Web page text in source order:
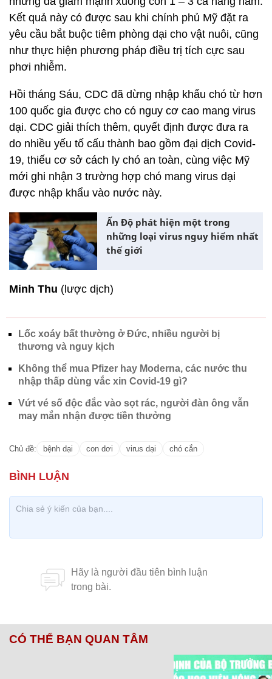
Kết quả này có được sau khi chính phủ Mỹ đặt ra
yêu cầu bắt buộc tiêm phòng dại cho vật nuôi, cũng
như thực hiện phương pháp điều trị tích cực sau
phơi nhiễm.
Hồi tháng Sáu, CDC đã dừng nhập khẩu chó từ hơn
100 quốc gia được cho có nguy cơ cao mang virus
dại. CDC giải thích thêm, quyết định được đưa ra
do nhiều yếu tố cấu thành bao gồm đại dịch Covid-
19, thiếu cơ sở cách ly chó an toàn, cùng việc Mỹ
mới ghi nhận 3 trường hợp chó mang virus dại
được nhập khẩu vào nước này.
Ấn Độ phát hiện một trong
những loại virus nguy hiểm nhất
thế giới
Minh Thu (lược dịch)
Lốc xoáy bất thường ở Đức, nhiều người bị
thương và nguy kịch
Không thể mua Pfizer hay Moderna, các nước thu
nhập thấp dùng vắc xin Covid-19 gì?
Vứt vé số độc đắc vào sọt rác, người đàn ông vẫn
may mắn nhận được tiền thưởng
Chủ đề: bệnh dại con dơi virus dại chó cắn
CÓ THỂ BẠN QUAN TÂM